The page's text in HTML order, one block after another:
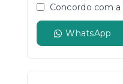
Concordo com a
WhatsApp